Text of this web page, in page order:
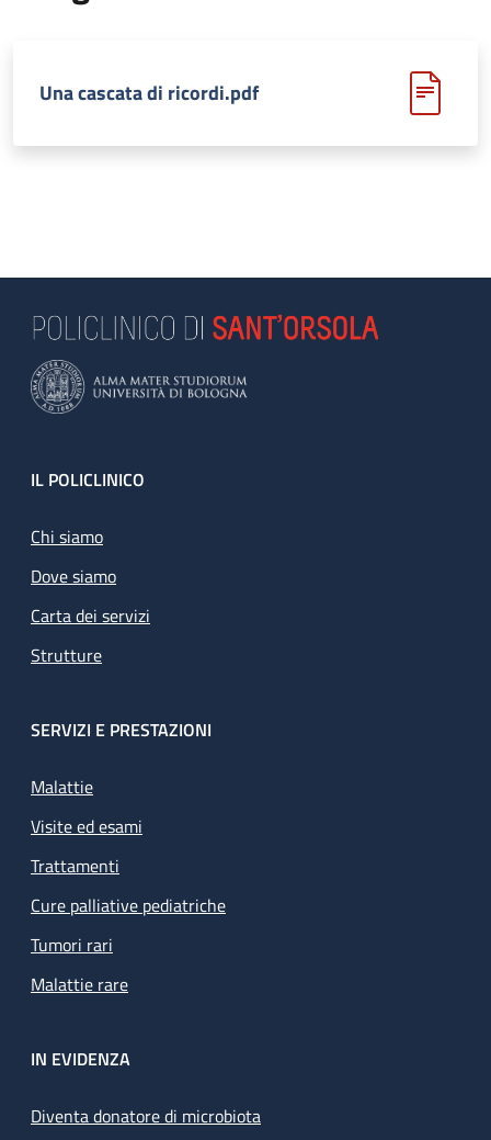
Una cascata di ricordi.pdf
Footer
IL POLICLINICO
Chi siamo
Dove siamo
Carta dei servizi
Strutture
SERVIZI E PRESTAZIONI
Malattie
Visite ed esami
Trattamenti
Cure palliative pediatriche
Tumori rari
Malattie rare
IN EVIDENZA
Diventa donatore di microbiota